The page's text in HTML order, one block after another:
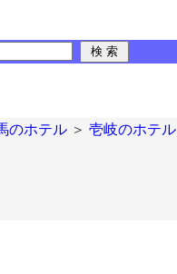
のホテル ＞ 壱岐のホテル